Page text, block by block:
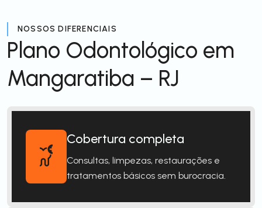
NOSSOS DIFERENCIAIS
Plano Odontológico em
Mangaratiba – RJ
Cobertura completa
Consultas, limpezas, restaurações e
tratamentos básicos sem burocracia.